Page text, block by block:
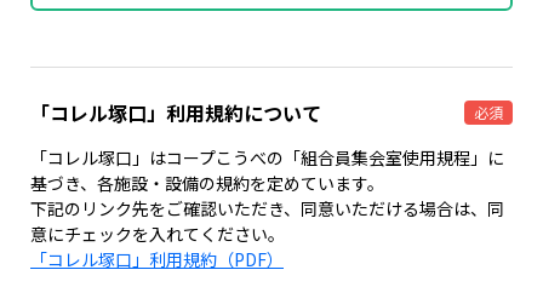
「コレル塚口」利用規約について 必須
「コレル塚口」はコープこうべの「組合員集会室使用規程」に
基づき、各施設・設備の規約を定めています。
下記のリンク先をご確認いただき、同意いただける場合は、同
意にチェックを入れてください。
「コレル塚口」利用規約（PDF）